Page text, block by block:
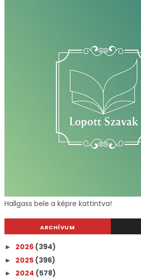
Hallgass bele a képre kattintva!
ARCHÍVUM
► 2026 (394)
► 2025 (396)
► 2024 (578)